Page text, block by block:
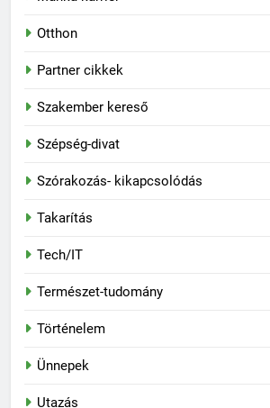
Otthon
Partner cikkek
Szakember kereső
Szépség-divat
Szórakozás- kikapcsolódás
Takarítás
Tech/IT
Természet-tudomány
Történelem
Ünnepek
Utazás